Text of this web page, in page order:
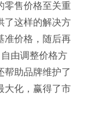
零售价格至关重
了这样的解决方
准价格，随后再
由调整价格方
帮助品牌维护了
大化，赢得了市